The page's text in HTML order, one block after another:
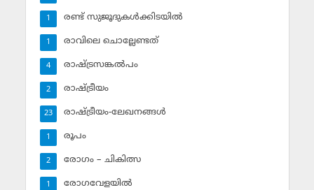
രണ്ട് സുജൂദുകള്‍ക്കിടയില്‍
1
രാവിലെ ചൊല്ലേണ്ടത്
1
രാഷ്ട്രസങ്കല്‍പം
4
രാഷ്ട്രീയം
2
രാഷ്ട്രീയം-ലേഖനങ്ങള്‍
23
രൂപം
1
രോഗം – ചികിത്സ
2
രോഗവേളയില്‍
1